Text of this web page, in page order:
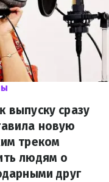
выпуску сразу
новую
треком
людям о
друг